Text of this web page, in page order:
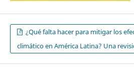
¿Qué falta hacer para mitigar los
climático en América Latina? Una